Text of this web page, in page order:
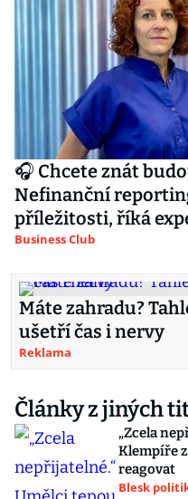
🎧 Chcete znát
Nefinanční
příležitosti, říká
Business Club
Máte zahradu?
ušetří čas i nervy
Reklama
Články z jiných
„Zcela
Klempíře
reagovat
Blesk